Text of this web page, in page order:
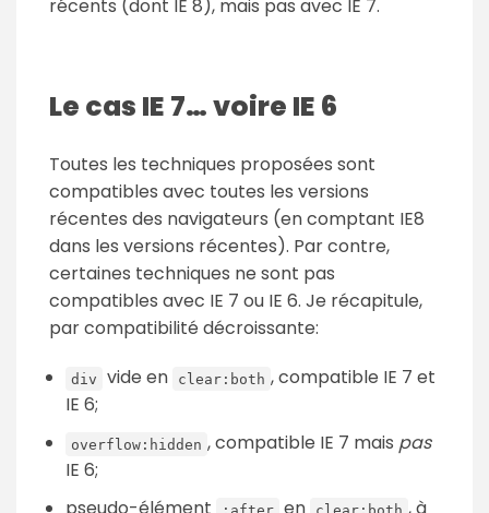
récents (dont IE 8), mais pas avec IE 7.
Le cas IE 7… voire IE 6
Toutes les techniques proposées sont
compatibles avec toutes les versions
récentes des navigateurs (en comptant IE8
dans les versions récentes). Par contre,
certaines techniques ne sont pas
compatibles avec IE 7 ou IE 6. Je récapitule,
par compatibilité décroissante:
div vide en clear:both , compatible IE 7 et
IE 6;
overflow:hidden , compatible IE 7 mais pas
IE 6;
:after clear:both